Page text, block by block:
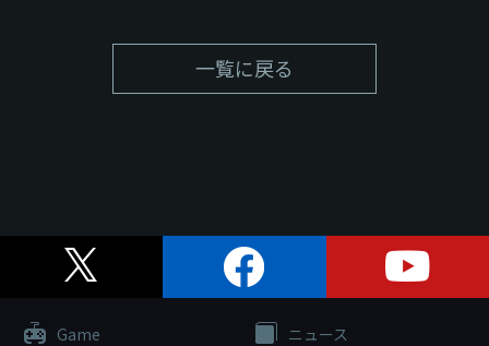
一覧に戻る
Game
ニュース